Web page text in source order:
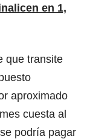
en 1,
que transite
aproximado
cuesta al
podría pagar